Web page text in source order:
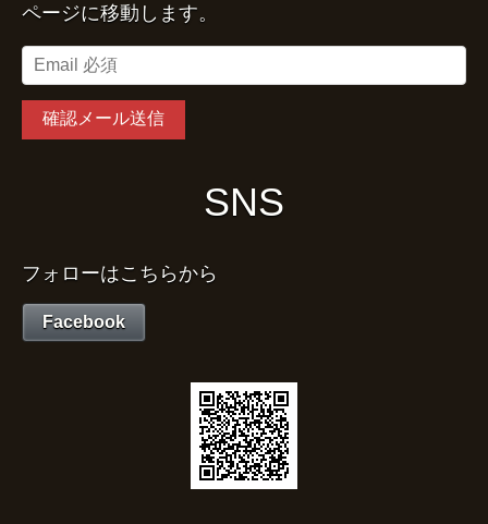
ページに移動します。
SNS
フォローはこちらから
Facebook